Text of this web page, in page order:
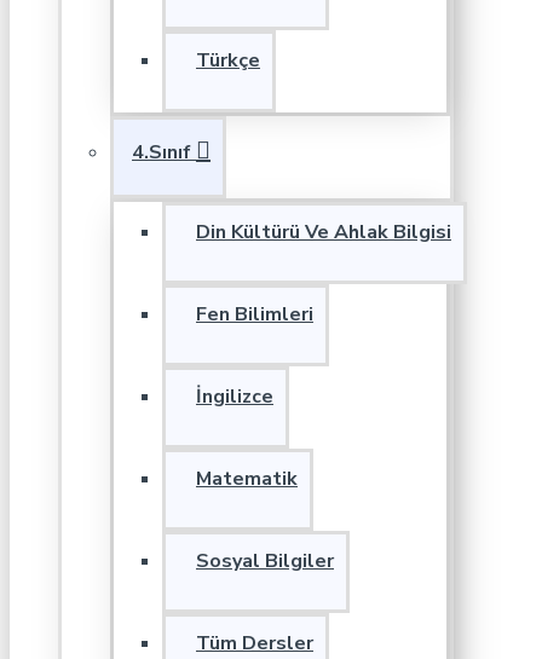
Türkçe
4.Sınıf
Din Kültürü Ve Ahlak Bilgisi
Fen Bilimleri
İngilizce
Matematik
Sosyal Bilgiler
Tüm Dersler